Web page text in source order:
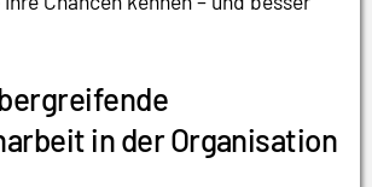
in der Organisation